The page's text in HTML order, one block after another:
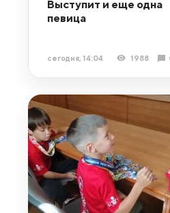
Выступит и еще одна
певица
сегодня, 14:04 1988